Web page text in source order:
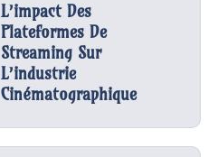
L’impact Des
Plateformes De
Streaming Sur
L’industrie
Cinématographique